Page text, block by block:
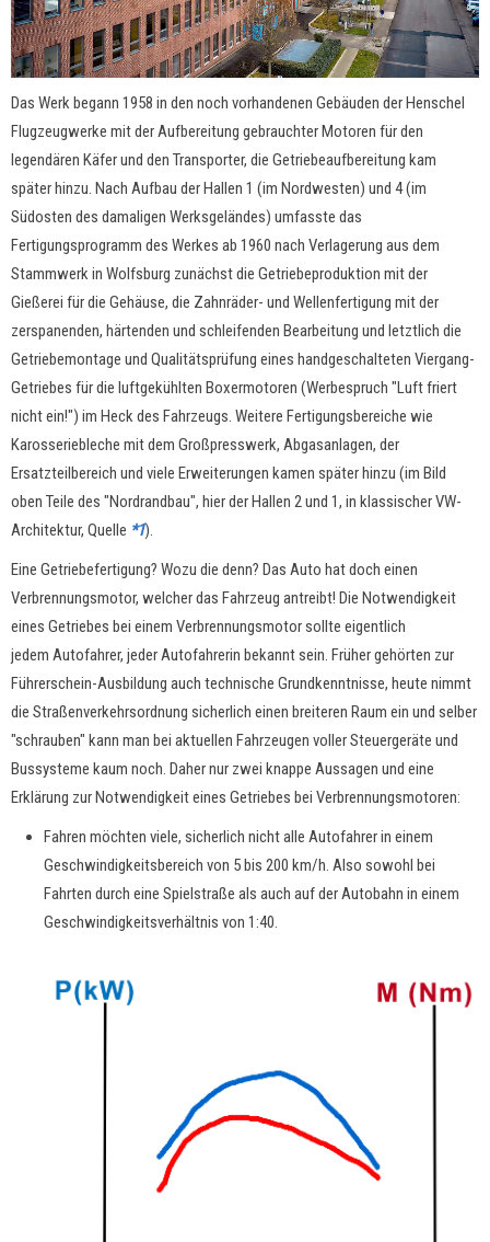
Das Werk begann 1958 in den noch vorhandenen Gebäuden der Henschel
Flugzeugwerke mit der Aufbereitung gebrauchter Motoren für den
legendären Käfer und den Transporter, die Getriebeaufbereitung kam
später hinzu. Nach Aufbau der Hallen 1 (im Nordwesten) und 4 (im
Südosten des damaligen Werksgeländes) umfasste das
Fertigungsprogramm des Werkes ab 1960 nach Verlagerung aus dem
Stammwerk in Wolfsburg zunächst die Getriebeproduktion mit der
Gießerei für die Gehäuse, die Zahnräder- und Wellenfertigung mit der
zerspanenden, härtenden und schleifenden Bearbeitung und letztlich die
Getriebemontage und Qualitätsprüfung eines handgeschalteten Viergang-
Getriebes für die luftgekühlten Boxermotoren (Werbespruch "Luft friert
nicht ein!") im Heck des Fahrzeugs. Weitere Fertigungsbereiche wie
Karosseriebleche mit dem Großpresswerk, Abgasanlagen, der
Ersatzteilbereich und viele Erweiterungen kamen später hinzu (im Bild
oben Teile des "Nordrandbau", hier der Hallen 2 und 1, in klassischer VW-
Architektur, Quelle *1).
Eine Getriebefertigung? Wozu die denn? Das Auto hat doch einen
Verbrennungsmotor, welcher das Fahrzeug antreibt! Die Notwendigkeit
eines Getriebes bei einem Verbrennungsmotor sollte eigentlich
jedem Autofahrer, jeder Autofahrerin bekannt sein. Früher gehörten zur
Führerschein-Ausbildung auch technische Grundkenntnisse, heute nimmt
die Straßenverkehrsordnung sicherlich einen breiteren Raum ein und selber
"schrauben" kann man bei aktuellen Fahrzeugen voller Steuergeräte und
Bussysteme kaum noch. Daher nur zwei knappe Aussagen und eine
Erklärung zur Notwendigkeit eines Getriebes bei Verbrennungsmotoren:
Fahren möchten viele, sicherlich nicht alle Autofahrer in einem
Geschwindigkeitsbereich von 5 bis 200 km/h. Also sowohl bei
Fahrten durch eine Spielstraße als auch auf der Autobahn in einem
Geschwindigkeitsverhältnis von 1:40.